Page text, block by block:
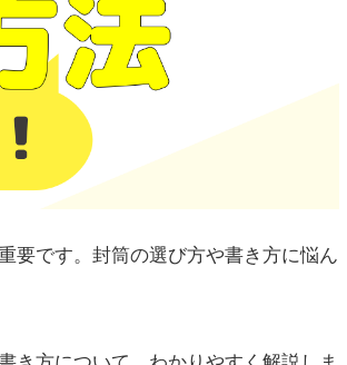
要です。封筒の選び方や書き方に悩ん